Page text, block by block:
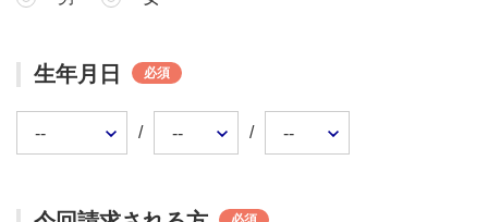
生年月日 必須
/ /